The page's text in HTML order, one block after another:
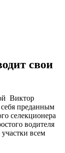
свои
Виктор
преданным
селекционера
водителя
всем